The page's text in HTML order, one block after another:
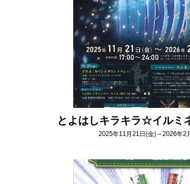
とよはしキラキラ☆イルミ
2025年11月21日(金)～2026年2